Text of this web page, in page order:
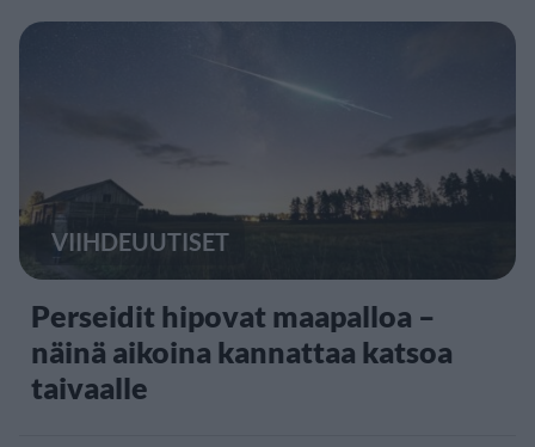
VIIHDEUUTISET
Perseidit hipovat maapalloa –
näinä aikoina kannattaa katsoa
taivaalle